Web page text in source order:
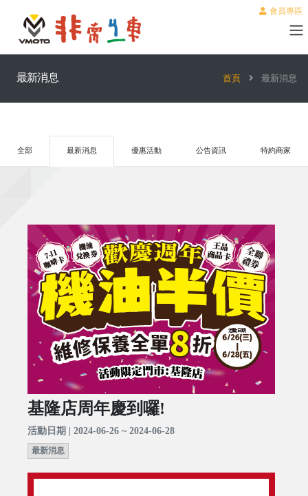
會員專區
最新消息 首頁 最新消息
全部 最新消息 優惠活動 公告資訊 特約商家
基隆店周年慶到囉!
活動日期 | 2024-06-26 ~ 2024-06-28
最新消息